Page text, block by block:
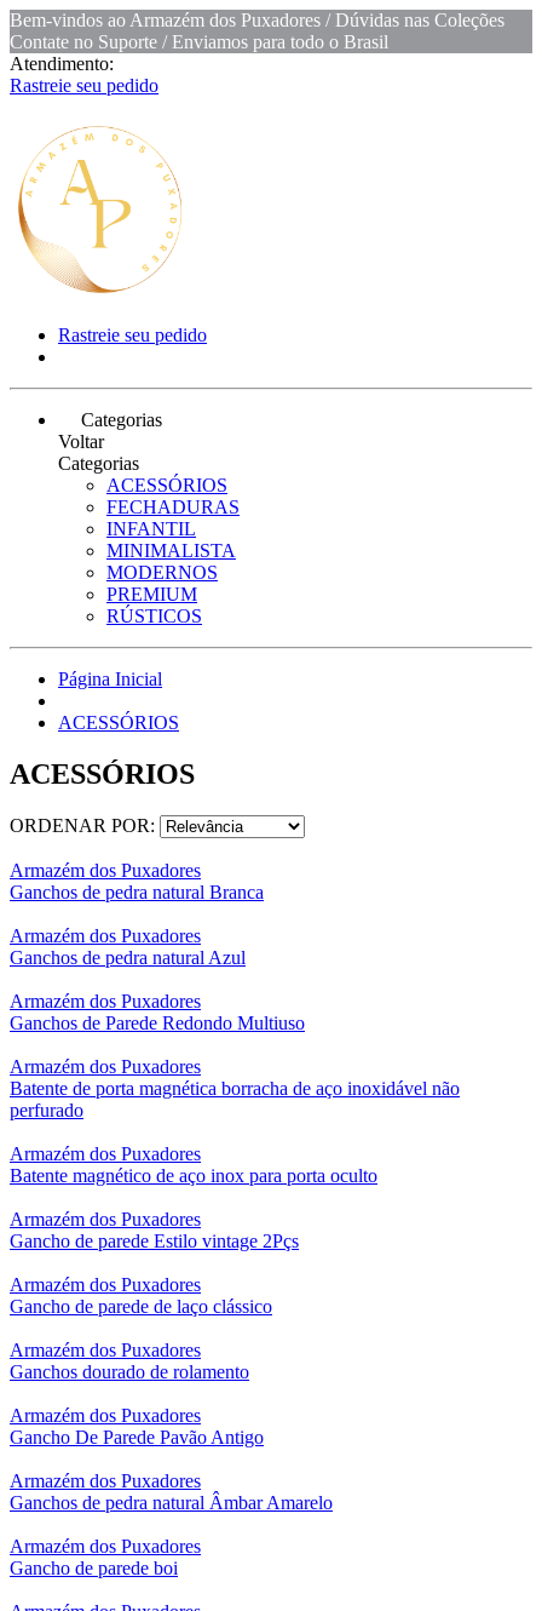
Bem-vindos ao Armazém dos Puxadores / Dúvidas nas Coleções
Contate no Suporte / Enviamos para todo o Brasil
Atendimento:
Rastreie seu pedido
Rastreie seu pedido
Categorias
Voltar
Categorias
ACESSÓRIOS
FECHADURAS
INFANTIL
MINIMALISTA
MODERNOS
PREMIUM
RÚSTICOS
Página Inicial
ACESSÓRIOS
ACESSÓRIOS
ORDENAR POR:
Armazém dos Puxadores
Ganchos de pedra natural Branca
Armazém dos Puxadores
Ganchos de pedra natural Azul
Armazém dos Puxadores
Ganchos de Parede Redondo Multiuso
Armazém dos Puxadores
Batente de porta magnética borracha de aço inoxidável não
perfurado
Armazém dos Puxadores
Batente magnético de aço inox para porta oculto
Armazém dos Puxadores
Gancho de parede Estilo vintage 2Pçs
Armazém dos Puxadores
Gancho de parede de laço clássico
Armazém dos Puxadores
Ganchos dourado de rolamento
Armazém dos Puxadores
Gancho De Parede Pavão Antigo
Armazém dos Puxadores
Ganchos de pedra natural Âmbar Amarelo
Armazém dos Puxadores
Gancho de parede boi